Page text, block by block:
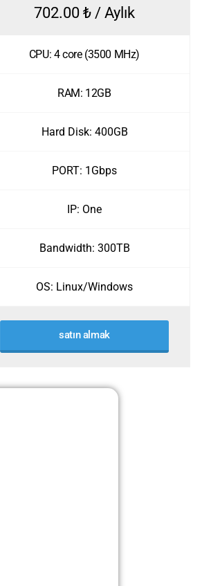
702.00 ₺ / Aylık
CPU: 4 core (3500 MHz)
RAM: 12GB
Hard Disk: 400GB
PORT: 1Gbps
IP: One
Bandwidth: 300TB
OS: Linux/Windows
satın almak